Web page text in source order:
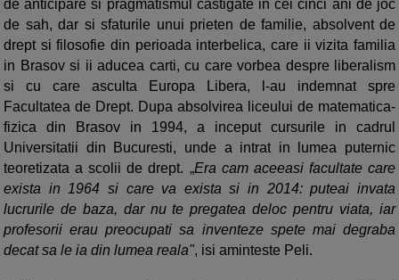
de anticipare si pragmatismul castigate in cei cinci ani de joc
de sah, dar si sfaturile unui prieten de familie, absolvent de
drept si filosofie din perioada interbelica, care ii vizita familia
in Brasov si ii aducea carti, cu care vorbea despre liberalism
si cu care asculta Europa Libera, l-au indemnat spre
Facultatea de Drept. Dupa absolvirea liceului de matematica-
fizica din Brasov in 1994, a inceput cursurile in cadrul
Universitatii din Bucuresti, unde a intrat in lumea puternic
teoretizata a scolii de drept. „Era cam aceeasi facultate care
exista in 1964 si care va exista si in 2014: puteai invata
lucrurile de baza, dar nu te pregatea deloc pentru viata, iar
profesorii erau preocupati sa inventeze spete mai degraba
decat sa le ia din lumea reala", isi aminteste Peli.